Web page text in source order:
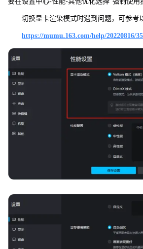
切换显卡渲染模式时遇到问题，可参考以
https://mumu.163.com/help/20220816/